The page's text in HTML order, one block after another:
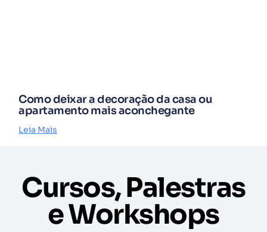
Como deixar a decoração da casa ou
apartamento mais aconchegante
Leia Mais
Cursos, Palestras
e Workshops